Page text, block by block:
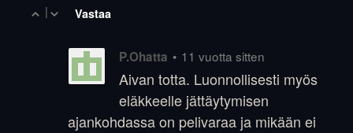
| Vastaa
P.Ohatta • 11 vuotta sitten
Aivan totta. Luonnollisesti myös
eläkkeelle jättäytymisen
ajankohdassa on pelivaraa ja mikään ei